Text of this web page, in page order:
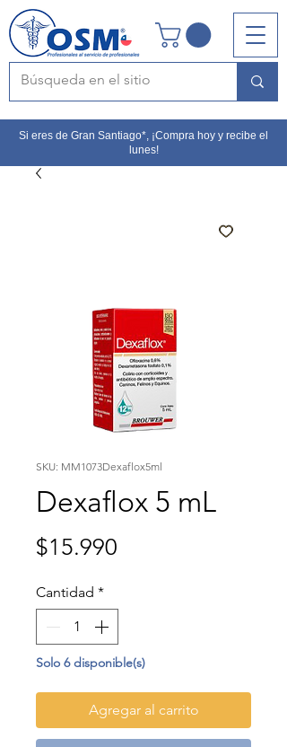
Si eres de Gran Santiago*, ¡Compra hoy y recibe el
lunes!
SKU: MM1073Dexaflox5ml
Dexaflox 5 mL
$15.990
Cantidad *
Solo 6 disponible(s)
Agregar al carrito